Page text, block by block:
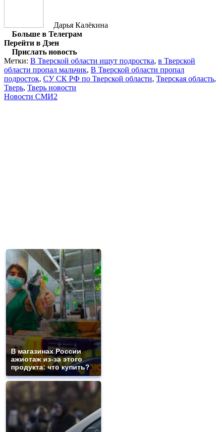
Дарья Калёкина
Больше в Телеграм
Перейти в Дзен
Прислать новость
Метки: В Тверской области ищут подростка, в Тверской
области пропал мальчик, В Тверской области пропал
подросток, СУ СК РФ по Тверской области, Тверская область,
Тверь, Тверь новости
Новости СМИ2
В магазинах России
ажиотаж из-за этого
продукта: что купить?